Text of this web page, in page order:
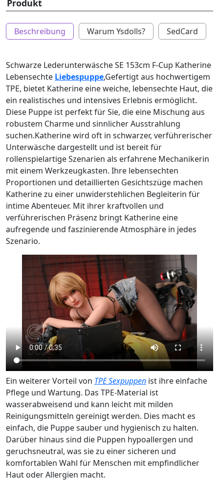
Produkt
Beschreibung Warum Ysdolls? SedCard
Schwarze Lederunterwäsche SE 153cm F-Cup Katherine
Lebensechte Liebespuppe,Gefertigt aus hochwertigem
TPE, bietet Katherine eine weiche, lebensechte Haut, die
ein realistisches und intensives Erlebnis ermöglicht.
Diese Puppe ist perfekt für Sie, die eine Mischung aus
robustem Charme und sinnlicher Ausstrahlung
suchen.Katherine wird oft in schwarzer, verführerischer
Unterwäsche dargestellt und ist bereit für
rollenspielartige Szenarien als erfahrene Mechanikerin
mit einem Werkzeugkasten. Ihre lebensechten
Proportionen und detaillierten Gesichtszüge machen
Katherine zu einer unwiderstehlichen Begleiterin für
intime Abenteuer. Mit ihrer kraftvollen und
verführerischen Präsenz bringt Katherine eine
aufregende und faszinierende Atmosphäre in jedes
Szenario.
Ein weiterer Vorteil von TPE Sexpuppen ist ihre einfache
Pflege und Wartung. Das TPE-Material ist
wasserabweisend und kann leicht mit milden
Reinigungsmitteln gereinigt werden. Dies macht es
einfach, die Puppe sauber und hygienisch zu halten.
Darüber hinaus sind die Puppen hypoallergen und
geruchsneutral, was sie zu einer sicheren und
komfortablen Wahl für Menschen mit empfindlicher
Haut oder Allergien macht.